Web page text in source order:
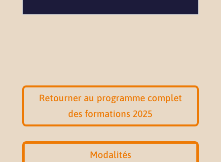
Retourner au programme complet
des formations 2025
Modalités